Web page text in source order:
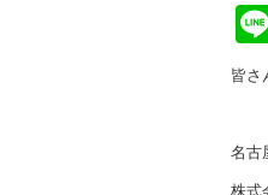
皆さ
名古
株式